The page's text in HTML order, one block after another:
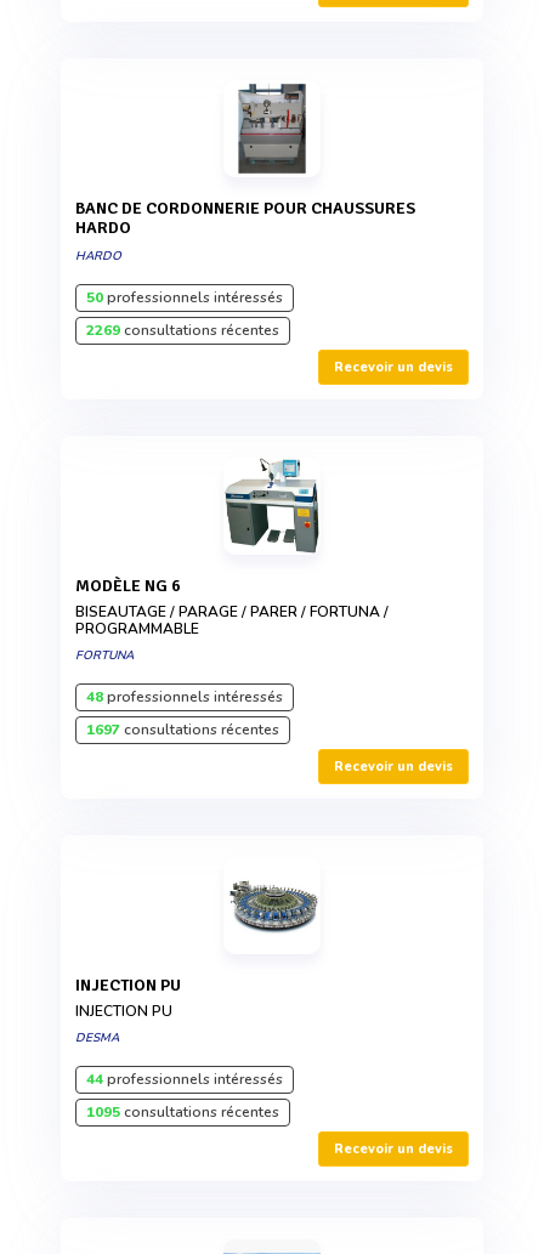
BANC DE CORDONNERIE POUR CHAUSSURES
HARDO
HARDO
50professionnels intéressés
2269consultations récentes
Recevoir un devis
MODÈLE NG 6
BISEAUTAGE / PARAGE / PARER / FORTUNA /
PROGRAMMABLE
FORTUNA
48professionnels intéressés
1697consultations récentes
Recevoir un devis
INJECTION PU
INJECTION PU
DESMA
44professionnels intéressés
1095consultations récentes
Recevoir un devis